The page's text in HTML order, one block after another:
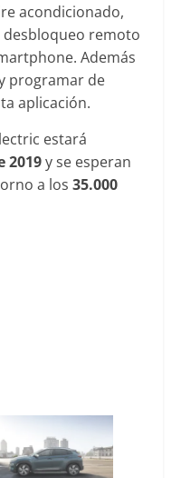
acondicionado,
remoto
Además
programar de
aplicación.
estará
2019y se esperan
a los 35.000